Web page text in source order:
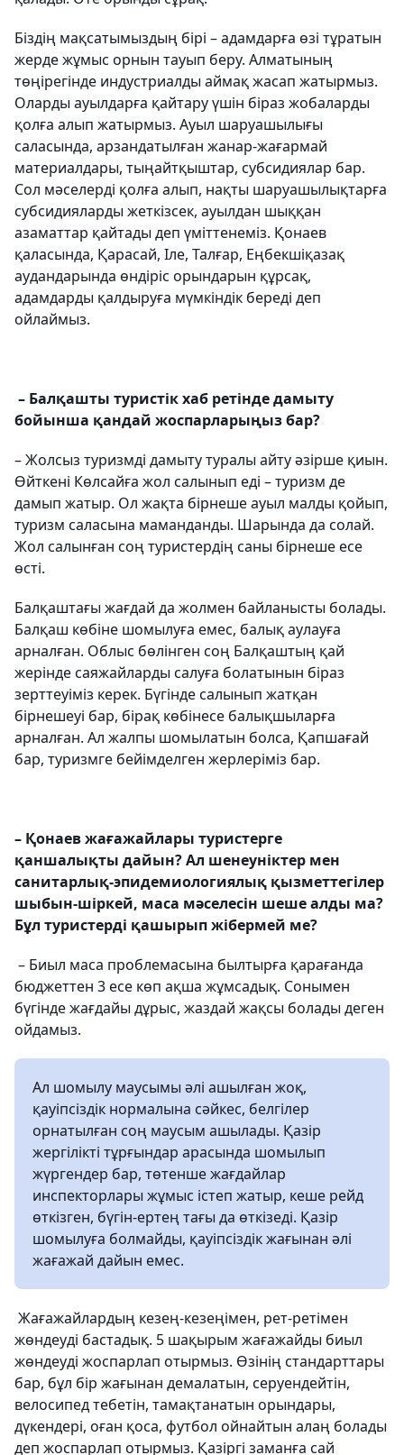
Біздің мақсатымыздың бірі – адамдарға өзі тұратын
жерде жұмыс орнын тауып беру. Алматының
төңірегінде индустриалды аймақ жасап жатырмыз.
Оларды ауылдарға қайтару үшін біраз жобаларды
қолға алып жатырмыз. Ауыл шаруашылығы
саласында, арзандатылған жанар-жағармай
материалдары, тыңайтқыштар, субсидиялар бар.
Сол мәселерді қолға алып, нақты шаруашылықтарға
субсидияларды жеткізсек, ауылдан шыққан
азаматтар қайтады деп үміттенеміз. Қонаев
қаласында, Қарасай, Іле, Талғар, Еңбекшіқазақ
аудандарында өндіріс орындарын құрсақ,
адамдарды қалдыруға мүмкіндік береді деп
ойлаймыз.
– Балқашты туристік хаб ретінде дамыту
бойынша қандай жоспарларыңыз бар?
– Жолсыз туризмді дамыту туралы айту әзірше қиын.
Өйткені Көлсайға жол салынып еді – туризм де
дамып жатыр. Ол жақта бірнеше ауыл малды қойып,
туризм саласына маманданды. Шарында да солай.
Жол салынған соң туристердің саны бірнеше есе
өсті.
Балқаштағы жағдай да жолмен байланысты болады.
Балқаш көбіне шомылуға емес, балық аулауға
арналған. Облыс бөлінген соң Балқаштың қай
жерінде саяжайларды салуға болатынын біраз
зерттеуіміз керек. Бүгінде салынып жатқан
бірнешеуі бар, бірақ көбінесе балықшыларға
арналған. Ал жалпы шомылатын болса, Қапшағай
бар, туризмге бейімделген жерлеріміз бар.
– Қонаев жағажайлары туристерге
қаншалықты дайын? Ал шенеуніктер мен
санитарлық-эпидемиологиялық қызметтегілер
шыбын-шіркей, маса мәселесін шеше алды ма?
Бұл туристерді қашырып жібермей ме?
– Биыл маса проблемасына былтырға қарағанда
бюджеттен 3 есе көп ақша жұмсадық. Сонымен
бүгінде жағдайы дұрыс, жаздай жақсы болады деген
ойдамыз.
Ал шомылу маусымы әлі ашылған жоқ,
қауіпсіздік нормалына сәйкес, белгілер
орнатылған соң маусым ашылады. Қазір
жергілікті тұрғындар арасында шомылып
жүргендер бар, төтенше жағдайлар
инспекторлары жұмыс істеп жатыр, кеше рейд
өткізген, бүгін-ертең тағы да өткізеді. Қазір
шомылуға болмайды, қауіпсіздік жағынан әлі
жағажай дайын емес.
Жағажайлардың кезең-кезеңімен, рет-ретімен
жөндеуді бастадық. 5 шақырым жағажайды биыл
жөндеуді жоспарлап отырмыз. Өзінің стандарттары
бар, бұл бір жағынан демалатын, серуендейтін,
велосипед тебетін, тамақтанатын орындары,
дүкендері, оған қоса, футбол ойнайтын алаң болады
деп жоспарлап отырмыз. Қазіргі заманға сай